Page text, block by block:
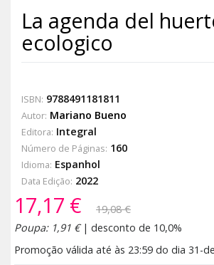
La agenda del
ecologico
ISBN: 9788491181811
Autor: Mariano Bueno
Editora: Integral
Número de Páginas: 160
Idioma: Espanhol
Data Edição: 2022
17,17 €
19,08 €
Poupa: 1,91 €| desconto de 10,0%
Promoção válida até às 23:59 do dia 31-